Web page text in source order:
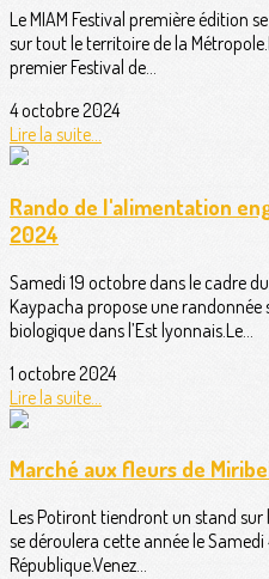
Le MIAM Festival première édition
sur tout le territoire de la
premier Festival de...
4 octobre 2024
Lire la suite...
Rando de l'alimentation
2024
Samedi 19 octobre dans le cadre
Kaypacha propose une randonnée
biologique dans l’Est lyonnais.Le...
1 octobre 2024
Lire la suite...
Marché aux fleurs de
Les Potiront tiendront un stand sur
se déroulera cette année le Samedi
République.Venez...